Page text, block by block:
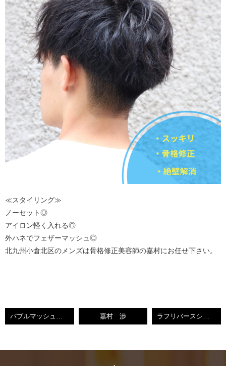
≪スタイリング≫
ノーセット◎
アイロン軽く入れる◎
外ハネでフェザーマッシュ◎
北九州小倉北区のメンズは骨格修正美容師の嘉村にお任せ下さい。
バブルマッシュ【小倉美容室】 嘉村 渉 ラフリバースショート【小倉美容室】